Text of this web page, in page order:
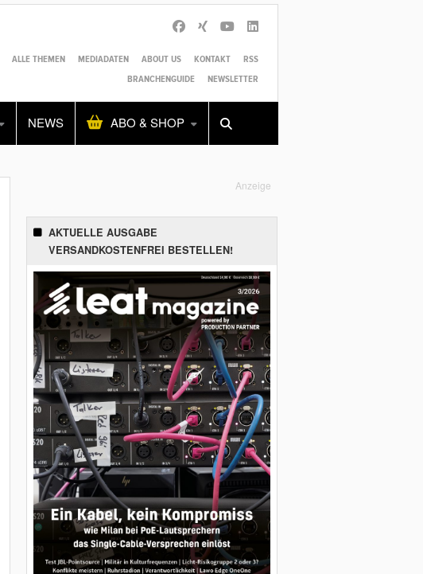
ALLE THEMEN MEDIADATEN ABOUT US KONTAKT
RSS
BRANCHENGUIDE
NEWSLETTER
NEWS ABO & SHOP
Alles Shop SUCHEN
Anzeige
AKTUELLE AUSGABE
VERSANDKOSTENFREI BESTELLEN!